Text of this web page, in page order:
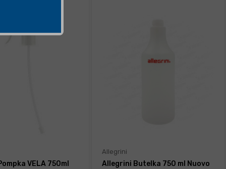
VELA 750ml
Allegrini
Allegrini Butelka 750 ml Nuovo